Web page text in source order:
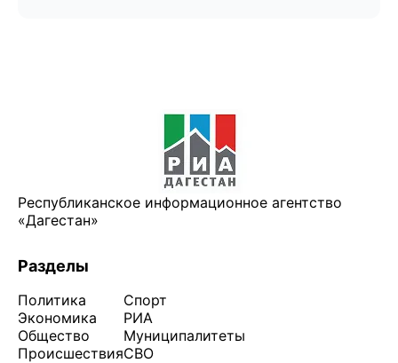
Республиканское информационное агентство
«Дагестан»
Разделы
Политика
Экономика
Общество
Происшествия
Спорт
РИА
Муниципалитеты
СВО